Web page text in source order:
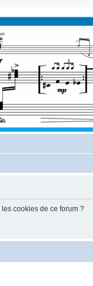
cookies de ce forum ?